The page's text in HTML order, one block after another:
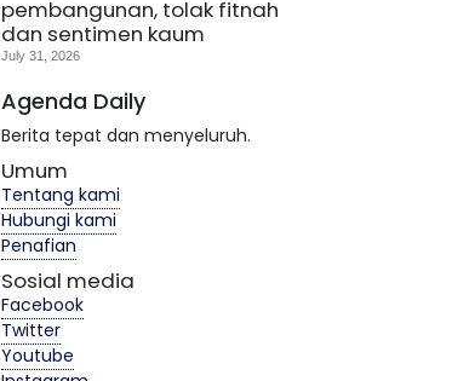
pembangunan, tolak fitnah
dan sentimen kaum
July 31, 2026
Agenda Daily
Berita tepat dan menyeluruh.
Umum
Tentang kami
Hubungi kami
Penafian
Sosial media
Facebook
Twitter
Youtube